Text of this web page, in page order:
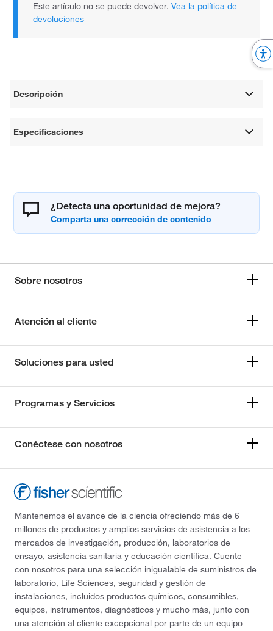
Este artículo no se puede devolver.Vea la política de
devoluciones
Descripción
Especificaciones
¿Detecta una oportunidad de mejora?
Sobre nosotros
Atención al cliente
Soluciones para usted
Programas y Servicios
Conéctese con nosotros
Mantenemos el avance de la ciencia ofreciendo más de 6
millones de productos y amplios servicios de asistencia a los
mercados de investigación, producción, laboratorios de
ensayo, asistencia sanitaria y educación científica. Cuente
con nosotros para una selección inigualable de suministros de
laboratorio, Life Sciences, seguridad y gestión de
instalaciones, incluidos productos químicos, consumibles,
equipos, instrumentos, diagnósticos y mucho más, junto con
una atención al cliente excepcional por parte de un equipo